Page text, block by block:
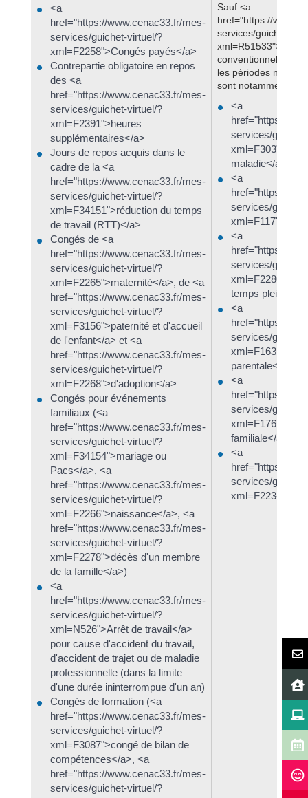
<a
href="https://www.cenac33.fr/mes-
services/guichet-virtuel/?
xml=F2258">Congés payés</a>
Contrepartie obligatoire en repos
des <a
href="https://www.cenac33.fr/mes-
services/guichet-virtuel/?
xml=F2391">heures
supplémentaires</a>
Jours de repos acquis dans le
cadre de la <a
href="https://www.cenac33.fr/mes-
services/guichet-virtuel/?
xml=F34151">réduction du temps
de travail (RTT)</a>
Congés de <a
href="https://www.cenac33.fr/mes-
services/guichet-virtuel/?
xml=F2265">maternité</a>, de <a
href="https://www.cenac33.fr/mes-
services/guichet-virtuel/?
xml=F3156">paternité et d'accueil
de l'enfant</a> et <a
href="https://www.cenac33.fr/mes-
services/guichet-virtuel/?
xml=F2268">d'adoption</a>
Congés pour événements
familiaux (<a
href="https://www.cenac33.fr/mes-
services/guichet-virtuel/?
xml=F34154">mariage ou
Pacs</a>, <a
href="https://www.cenac33.fr/mes-
services/guichet-virtuel/?
xml=F2266">naissance</a>, <a
href="https://www.cenac33.fr/mes-
services/guichet-virtuel/?
xml=F2278">décès d'un membre
de la famille</a>)
<a
href="https://www.cenac33.fr/mes-
services/guichet-virtuel/?
xml=N526">Arrêt de travail</a>
pour cause d'accident du travail,
d'accident de trajet ou de maladie
professionnelle (dans la limite
d'une durée ininterrompue d'un an)
Congés de formation (<a
href="https://www.cenac33.fr/mes-
services/guichet-virtuel/?
xml=F3087">congé de bilan de
compétences</a>, <a
href="https://www.cenac33.fr/mes-
services/guichet-virtuel/?
Sauf <a
href="https://
services/guichet-
conventionnelles</
les périodes non
sont notamment les
<a
href="https://
services/
maladie</a>
<a
href="https://
services/
<a
href="https://
services/
temps plein</a>
<a
href="https://
services/
parentale</a>
<a
href="https://
services/
familiale</a>
<a
href="https://
services/